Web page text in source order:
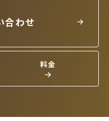
合わせ
料金